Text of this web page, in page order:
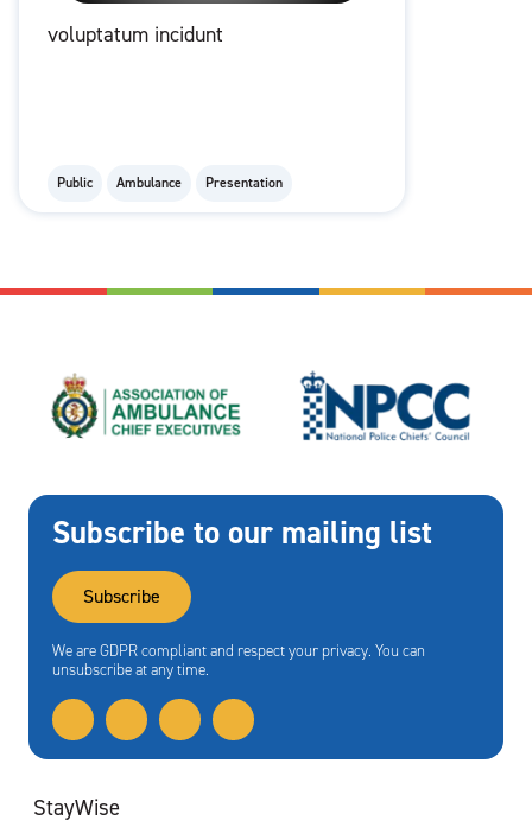
voluptatum incidunt
Public Ambulance Presentation
Subscribe to our mailing list
Subscribe
We are GDPR compliant and respect your privacy. You can
unsubscribe at any time.
StayWise